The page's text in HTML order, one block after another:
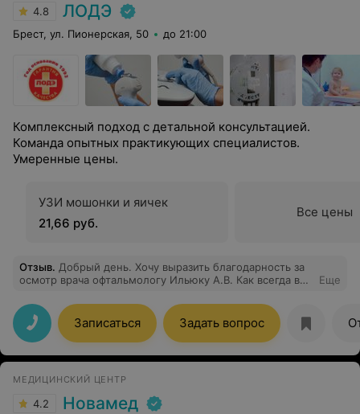
4.8 ЛОДЭ
Брест, ул. Пионерская, 50 до 21:00
Комплексный подход с детальной консультацией.
Команда опытных практикующих специалистов.
Умеренные цены.
УЗИ мошонки и яичек
21,66 руб.
Все цены
Отзыв. Добрый день. Хочу выразить благодарность за
осмотр врача офтальмологу Ильюку А.В. Как всегда все
Еще
Записаться Задать вопрос
МЕДИЦИНСКИЙ ЦЕНТР
4.2 Новамед